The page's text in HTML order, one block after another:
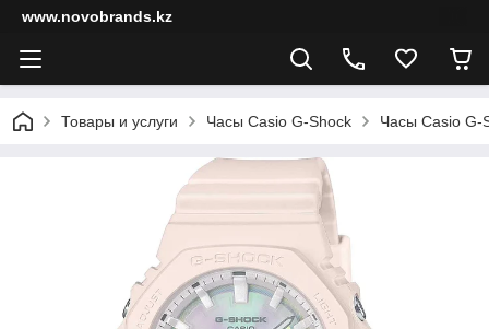
www.novobrands.kz
Товары и услуги Часы Casio G-Shock Часы Casio G-